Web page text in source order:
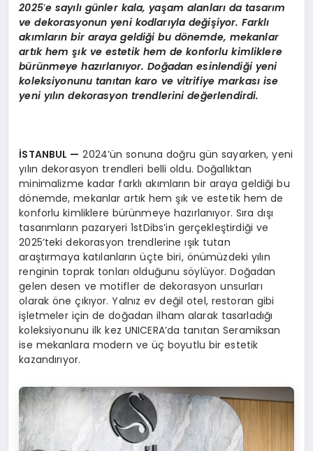
2025’e sayılı günler kala, yaşam alanları da tasarım
ve dekorasyonun yeni kodlarıyla değişiyor. Farklı
akımların bir araya geldiği bu dönemde, mekanlar
artık hem şık ve estetik hem de konforlu kimliklere
bürünmeye hazırlanıyor. Doğadan esinlendiği yeni
koleksiyonunu tanıtan karo ve vitrifiye markası ise
yeni yılın dekorasyon trendlerini değerlendirdi.
İSTANBUL — 2024’ün sonuna doğru gün sayarken, yeni
yılın dekorasyon trendleri belli oldu. Doğallıktan
minimalizme kadar farklı akımların bir araya geldiği bu
dönemde, mekanlar artık hem şık ve estetik hem de
konforlu kimliklere bürünmeye hazırlanıyor. Sıra dışı
tasarımların pazaryeri 1stDibs’in gerçekleştirdiği ve
2025’teki dekorasyon trendlerine ışık tutan
araştırmaya katılanların üçte biri, önümüzdeki yılın
renginin toprak tonları olduğunu söylüyor. Doğadan
gelen desen ve motifler de dekorasyon unsurları
olarak öne çıkıyor. Yalnız ev değil otel, restoran gibi
işletmeler için de doğadan ilham alarak tasarladığı
koleksiyonunu ilk kez UNICERA’da tanıtan Seramiksan
ise mekanlara modern ve üç boyutlu bir estetik
kazandırıyor.